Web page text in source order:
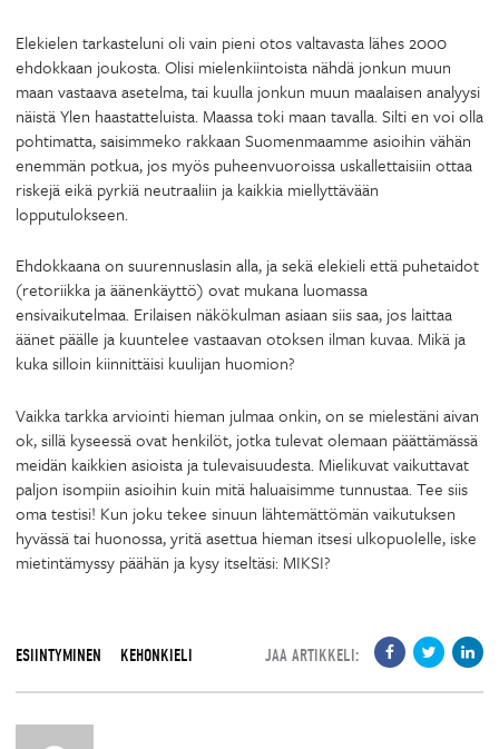
Elekielen tarkasteluni oli vain pieni otos valtavasta lähes 2000
ehdokkaan joukosta. Olisi mielenkiintoista nähdä jonkun muun
maan vastaava asetelma, tai kuulla jonkun muun maalaisen analyysi
näistä Ylen haastatteluista. Maassa toki maan tavalla. Silti en voi olla
pohtimatta, saisimmeko rakkaan Suomenmaamme asioihin vähän
enemmän potkua, jos myös puheenvuoroissa uskallettaisiin ottaa
riskejä eikä pyrkiä neutraaliin ja kaikkia miellyttävään
lopputulokseen.
Ehdokkaana on suurennuslasin alla, ja sekä elekieli että puhetaidot
(retoriikka ja äänenkäyttö) ovat mukana luomassa
ensivaikutelmaa. Erilaisen näkökulman asiaan siis saa, jos laittaa
äänet päälle ja kuuntelee vastaavan otoksen ilman kuvaa. Mikä ja
kuka silloin kiinnittäisi kuulijan huomion?
Vaikka tarkka arviointi hieman julmaa onkin, on se mielestäni aivan
ok, sillä kyseessä ovat henkilöt, jotka tulevat olemaan päättämässä
meidän kaikkien asioista ja tulevaisuudesta. Mielikuvat vaikuttavat
paljon isompiin asioihin kuin mitä haluaisimme tunnustaa. Tee siis
oma testisi! Kun joku tekee sinuun lähtemättömän vaikutuksen
hyvässä tai huonossa, yritä asettua hieman itsesi ulkopuolelle, iske
mietintämyssy päähän ja kysy itseltäsi: MIKSI?
ESIINTYMINEN KEHONKIELI JAA ARTIKKELI: